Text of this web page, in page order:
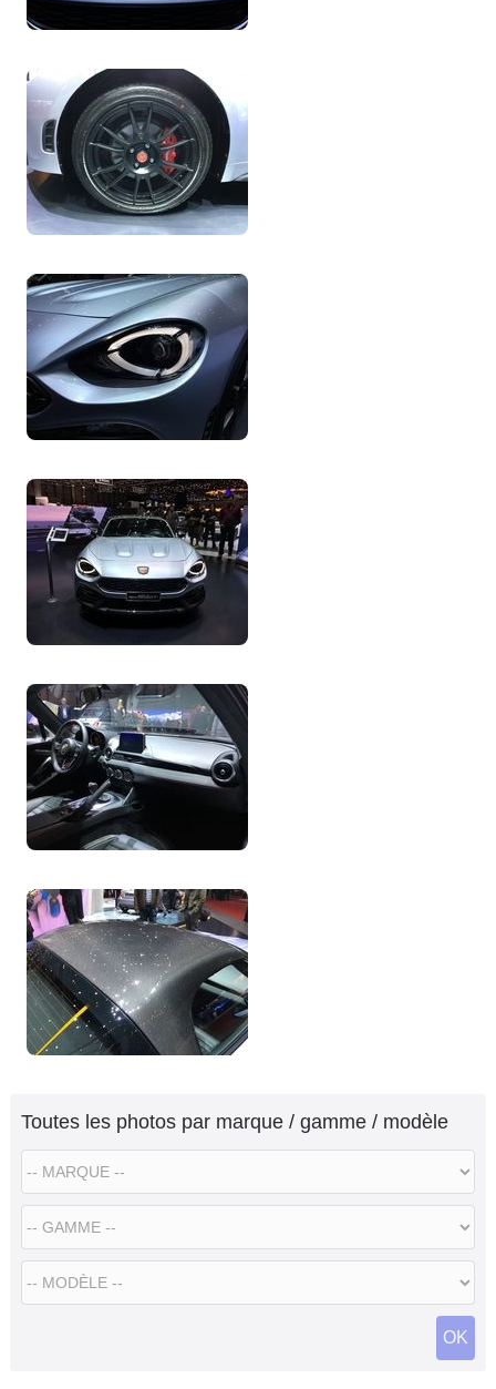
Toutes les photos par marque / gamme / modèle
OK